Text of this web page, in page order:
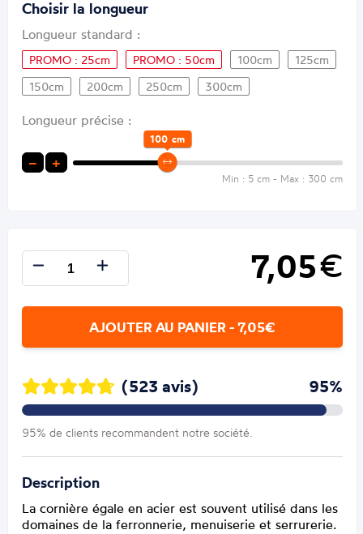
Choisir la longueur
Longueur standard :
PROMO : 25cm PROMO : 50cm 100cm
125cm
150cm
200cm 250cm 300cm
Longueur précise :
− +
100 cm
Min : 5 cm - Max : 300 cm
7,05€
AJOUTER AU PANIER - 7,05€
(523 avis) 95%
95% de clients recommandent notre société.
Description
La cornière égale en acier est souvent utilisé dans les
domaines de la ferronnerie, menuiserie et serrurerie.